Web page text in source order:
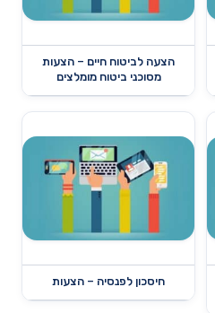
הצעה לביטוח חיים – הצעות
מסוכני ביטוח מומלצים
חיסכון לפנסיה – הצעות